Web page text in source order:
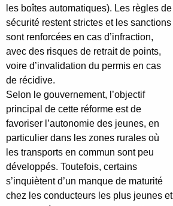
les boîtes automatiques). Les règles de
sécurité restent strictes et les sanctions
sont renforcées en cas d’infraction,
avec des risques de retrait de points,
voire d’invalidation du permis en cas
de récidive.
Selon le gouvernement, l’objectif
principal de cette réforme est de
favoriser l’autonomie des jeunes, en
particulier dans les zones rurales où
les transports en commun sont peu
développés. Toutefois, certains
s’inquiètent d’un manque de maturité
chez les conducteurs les plus jeunes et